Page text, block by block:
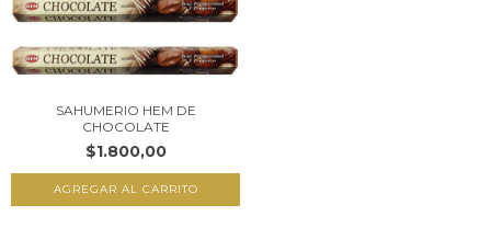
SAHUMERIO HEM DE
CHOCOLATE
$1.800,00